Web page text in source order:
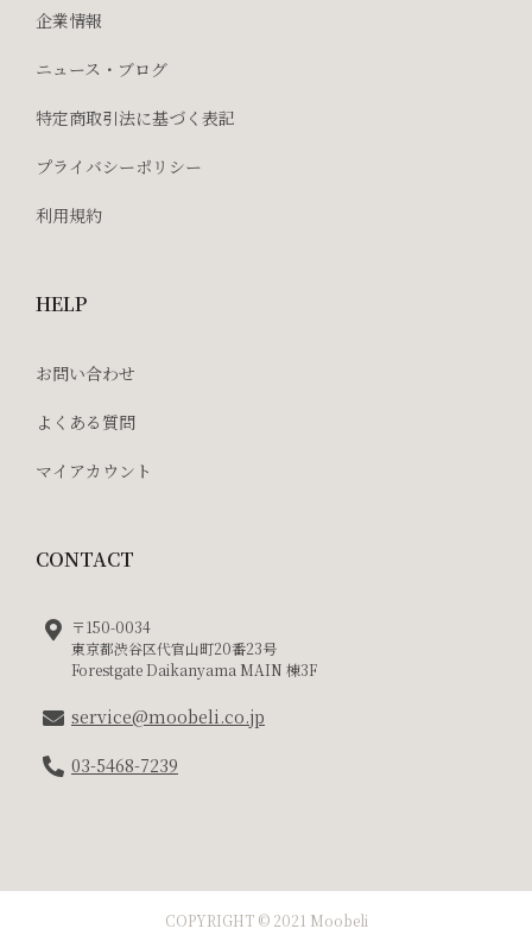
企業情報
ニュース・ブログ
特定商取引法に基づく表記
プライバシーポリシー
利用規約
HELP
お問い合わせ
よくある質問
マイアカウント
CONTACT
〒150-0034
東京都渋谷区代官山町20番23号
Forestgate Daikanyama MAIN 棟3F
service@moobeli.co.jp
03-5468-7239
COPYRIGHT © 2021 Moobeli